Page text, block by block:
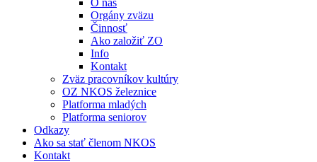
O nás
Orgány zväzu
Činnosť
Ako založiť ZO
Info
Kontakt
Zväz pracovníkov kultúry
OZ NKOS železnice
Platforma mladých
Platforma seniorov
Odkazy
Ako sa stať členom NKOS
Kontakt